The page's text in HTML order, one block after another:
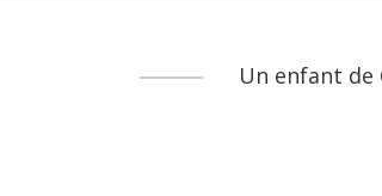
Un enfant de